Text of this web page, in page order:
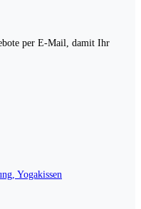
per E-Mail, damit Ihr
Yogakissen